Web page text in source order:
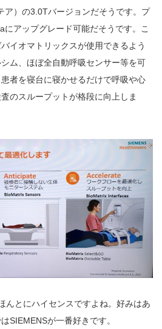
ア）の3.0Tバージョンだそうです。プ
アップグレード可能だそうです。こ
イオマトリックスが使用できるよう
ム、ほぼ全自動呼吸センサー等を可
者を寝台に寝かせるだけで呼吸や心
のスループットが格段に向上しま
んとにハイセンスですよね。好みはあ
SIEMENSが一番好きです。